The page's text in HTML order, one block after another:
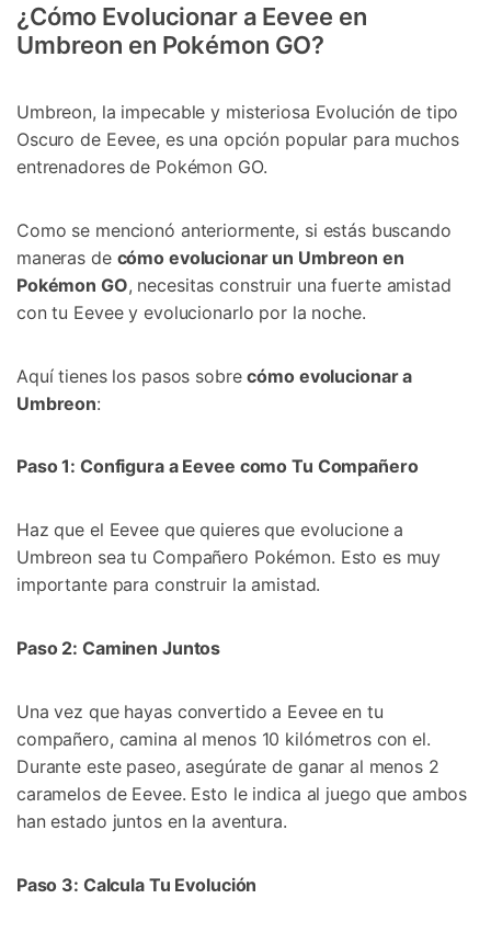
¿Cómo Evolucionar a Eevee en
Umbreon en Pokémon GO?󠀲󠀡󠀨󠀠󠀢󠀣󠀢󠀤󠀤󠀳
Umbreon, la impecable y misteriosa Evolución de tipo
Oscuro de Eevee, es una opción popular para muchos
entrenadores de Pokémon GO.󠀲󠀡󠀨󠀠󠀢󠀣󠀣󠀣󠀥󠀳
Como se mencionó anteriormente, si estás buscando
maneras de cómo evolucionar un Umbreon en
Pokémon GO, necesitas construir una fuerte amistad
con tu Eevee y evolucionarlo por la noche.󠀲󠀡󠀨󠀠󠀢󠀣󠀣󠀣󠀦󠀳
Aquí tienes los pasos sobrecómo evolucionar a
Umbreon:
Paso 1: Configura a Eevee como Tu Compañero󠀲󠀡󠀨󠀠󠀢󠀣󠀣󠀣󠀨󠀳
Haz que el Eevee que quieres que evolucione a
Umbreon sea tu Compañero Pokémon.󠀲󠀡󠀨󠀠󠀢󠀣󠀣󠀣󠀩󠀳󠀰 Esto es muy
importante para construir la amistad.󠀲󠀡󠀨󠀠󠀢󠀣󠀣󠀤󠀠󠀳
Paso 2: Caminen Juntos
Una vez que hayas convertido a Eevee en tu
compañero, camina al menos 10 kilómetros con el.󠀲󠀡󠀨󠀠󠀢󠀣󠀣󠀤󠀢󠀳󠀰
Durante este paseo, asegúrate de ganar al menos 2
caramelos de Eevee.󠀲󠀡󠀨󠀠󠀢󠀣󠀣󠀤󠀣󠀳󠀰 Esto le indica al juego que ambos
han estado juntos en la aventura.
󠀰Paso 3: Calcula Tu Evolución󠀲󠀡󠀨󠀠󠀢󠀣󠀣󠀤󠀥󠀳